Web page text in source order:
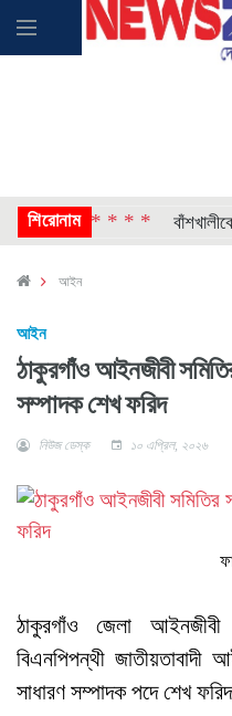
শিরোনাম* * * * বাঁশখালীকে
আইন
আইন
ঠাকুরগাঁও আইনজীবী
সম্পাদক শেখ ফরিদ
নিউজ ডেস্ক ১০ এপ্রিল, ২০২৬
ঠাকুরগাঁও জেলা আইনজীবী
বিএনপিপন্থী
সাধারণ সম্পাদক পদে শেখ ফরিদ